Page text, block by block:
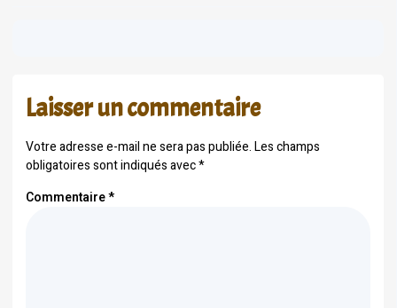
Laisser un commentaire
Votre adresse e-mail ne sera pas publiée.Les champs
obligatoires sont indiqués avec*
Commentaire*